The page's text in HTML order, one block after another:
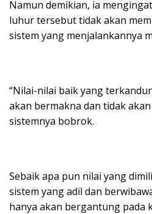
Namun demikian, ia
luhur tersebut tidak akan
sistem yang menjalankannya
“Nilai-nilai baik yang
akan bermakna dan tidak
sistemnya bobrok.
Sebaik apa pun nilai yang
sistem yang adil dan
hanya akan bergantung pada